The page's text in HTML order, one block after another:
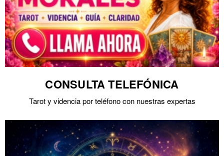
CONSULTA TELEFÓNICA
Tarot y videncia por teléfono con nuestras expertas